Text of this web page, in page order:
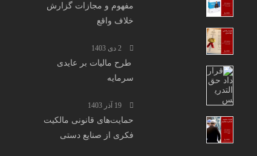
مفهوم و مجازات گزارش
خلاف واقع
2 دی 1403
طرح مالیات بر عایدی
سرمایه
19 آذر 1403
حمایت‌های قانونی مالکیت
فکری از صنایع دستی